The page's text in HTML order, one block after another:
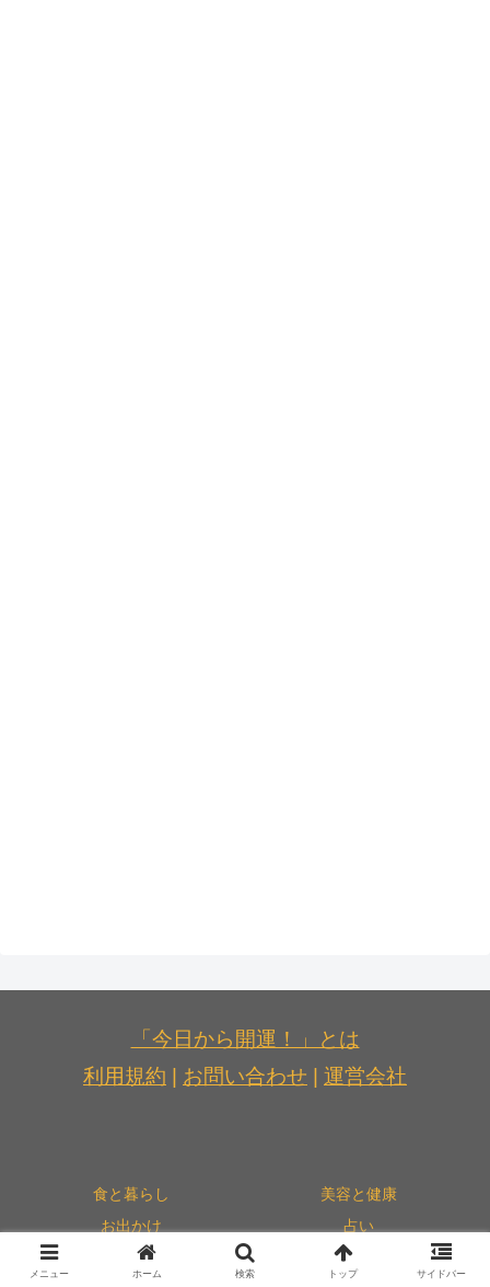
「今日から開運！」とは
利用規約 | お問い合わせ | 運営会社
食と暮らし
美容と健康
お出かけ
占い
運気別
連載記事
メニュー ホーム 検索 トップ サイドバー